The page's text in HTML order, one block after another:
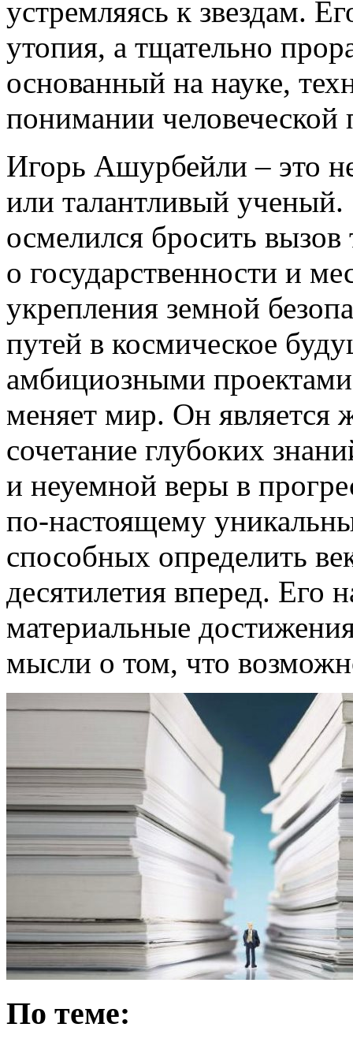
устремляясь к звездам.
утопия, а тщательно
основанный на науке,
понимании
Игорь Ашурбейли – это
или талантливый
осмелился бросить
о государственности и
укрепления земной
путей в космическое
амбициозными
меняет мир. Он является
сочетание глубоких
и неуемной веры в
по-настоящему
способных определить
десятилетия вперед. Его
материальные
мысли о том, что
По теме: